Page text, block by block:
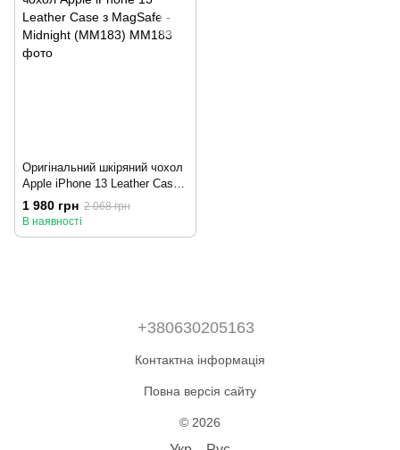
Оригінальний шкіряний чохол
Apple iPhone 13 Leather Case з
MagSafe - Midnight (MM183)
1 980 грн 2 068 грн
В наявності
+380630205163
Контактна інформація
Повна версія сайту
© 2026